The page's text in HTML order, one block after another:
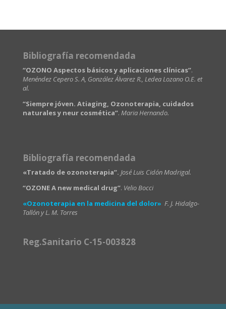
Bibliografía recomendada
“OZONO Aspectos básicos y aplicaciones clínicas”.
Menéndez Cepero S. A, González Álvarez R., Ledea Lozano O.E. et
al.
“Siempre jóven. Atiaging, Ozonoterapia, cuidados
naturales y neur cosmética”. Maria Hernando.
Bibliografía recomendada
«Tratado de ozonoterapia”. José Luis Cidón Madrigal.
“OZONE A new medical drug”. Velio Bocci
«Ozonoterapia en la medicina del dolor» F. J. Hidalgo-
Tallón y L. M. Torres
Reg.Sanitario C-15-003828